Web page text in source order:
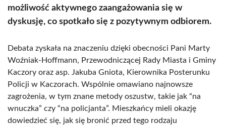
możliwość aktywnego zaangażowania się w
dyskusję, co spotkało się z pozytywnym odbiorem.
Debata zyskała na znaczeniu dzięki obecności Pani Marty
Woźniak-Hoffmann, Przewodniczącej Rady Miasta i Gminy
Kaczory oraz asp. Jakuba Gniota, Kierownika Posterunku
Policji w Kaczorach. Wspólnie omawiano najnowsze
zagrożenia, w tym znane metody oszustw, takie jak “na
wnuczka” czy “na policjanta”. Mieszkańcy mieli okazję
dowiedzieć się, jak się bronić przed tego rodzaju